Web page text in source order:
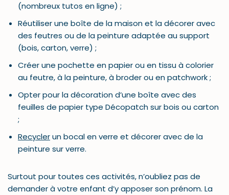
(nombreux tutos en ligne) ;
Réutiliser une boîte de la maison et la décorer avec
des feutres ou de la peinture adaptée au support
(bois, carton, verre) ;
Créer une pochette en papier ou en tissu à colorier
au feutre, à la peinture, à broder ou en patchwork ;
Opter pour la décoration d’une boîte avec des
feuilles de papier type Décopatch sur bois ou carton
;
Recyclerun bocal en verre et décorer avec de la
peinture sur verre.
Surtout pour toutes ces activités, n’oubliez pas de
demander à votre enfant d’y apposer son prénom. La